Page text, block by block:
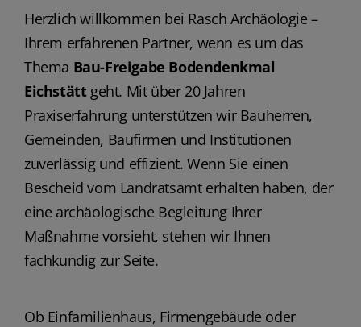
Herzlich willkommen bei Rasch Archäologie –
Ihrem erfahrenen Partner, wenn es um das
Thema Bau-Freigabe Bodendenkmal
Eichstättgeht. Mit über 20 Jahren
Praxiserfahrung unterstützen wir Bauherren,
Gemeinden, Baufirmen und Institutionen
zuverlässig und effizient. Wenn Sie einen
Bescheid vom Landratsamt erhalten haben, der
eine archäologische Begleitung Ihrer
Maßnahme vorsieht, stehen wir Ihnen
fachkundig zur Seite.
Ob Einfamilienhaus, Firmengebäude oder